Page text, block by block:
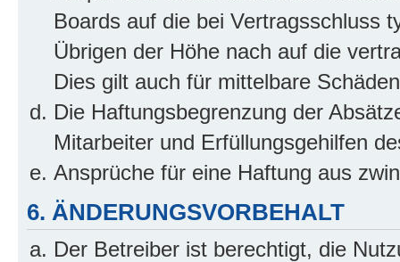
Boards auf die bei Vertragsschluss
Übrigen der Höhe nach auf die
Dies gilt auch für mittelbare
Die Haftungsbegrenzung der
Mitarbeiter und Erfüllungsgehilfen
Ansprüche für eine Haftung aus
6. ÄNDERUNGSVORBEHALT
Der Betreiber ist berechtigt, die